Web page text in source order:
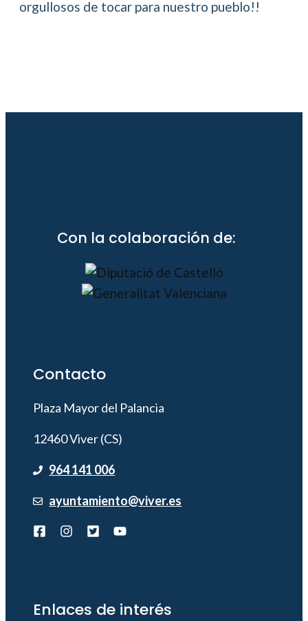
orgullosos de tocar para nuestro pueblo!!
Con la colaboración de:
Contacto
Plaza Mayor del Palancia
12460 Viver (CS)
964 141 006
ayuntamiento@viver.es
Enlaces de interés